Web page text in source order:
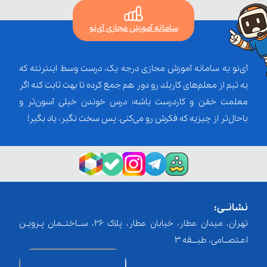
سامانه آموزش مجازی آی‌نو
آی‌نو یه سامانه آموزش مجازی درجه یک، درست وسط اینترنته که
یه تیم از معلم‌‌های کاربلد رو دور هم جمع کرده تا بهت ثابت کنه اگر
معلمت خفن و کاردرست باشه؛ درس خوندن خیلی آسون‌تر و
باحال‌تر از چیزیه که فکرش رو می‌کنی. پس سخت نگیر، یاد بگیر!
نشانــی:
تهران، میدان عطار، خیابان عطار، پلاک 26، ســاختــمان پـرویـن
اعـتصــامی، طبـــقه 3